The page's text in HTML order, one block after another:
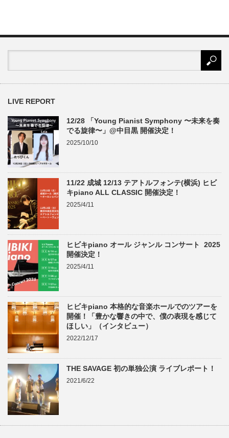
LIVE REPORT
12/28 「Young Pianist Symphony 〜未来を奏
でる旋律〜」@中目黒 開催決定！
2025/10/10
11/22 成城 12/13 テアトルフォンテ(横浜) ヒビ
キpiano ALL CLASSIC 開催決定！
2025/4/11
ヒビキpiano オール ジャンル コンサート 2025
開催決定！
2025/4/11
ヒビキpiano 本格的な音楽ホールでのツアーを
開催！「豊かな響きの中で、僕の表現を感じて
ほしい」（インタビュー）
2022/12/17
THE SAVAGE 初の単独公演 ライブレポート！
2021/6/22